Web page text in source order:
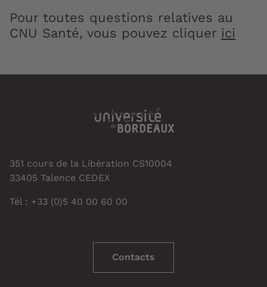
Pour toutes questions relatives au
CNU Santé, vous pouvez cliquer ici
351 cours de la Libération CS10004
33405 Talence CEDEX
Tél : +33 (0)5 40 00 60 00
Contacts